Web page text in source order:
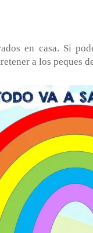
en casa. Si
a los peques